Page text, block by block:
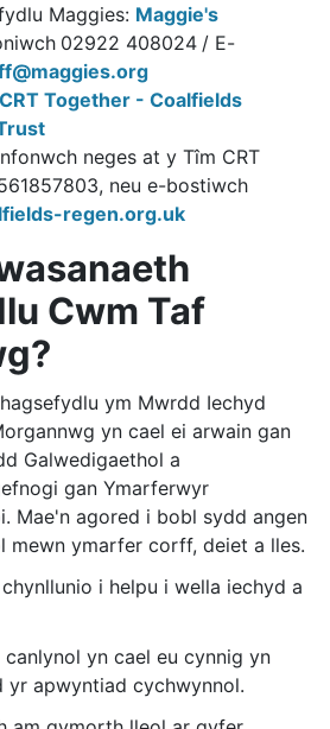
Maggies: Maggie's
02922 408024 / E-
CRT Together - Coalfields
neges at y Tîm CRT
neu e-bostiwch
regen.org.uk
Cwm Taf
ym Mwrdd Iechyd
yn cael ei arwain gan
Galwedigaethol a
gan Ymarferwyr
Mae'n agored i bobl sydd angen
mewn ymarfer corff, deiet a lles.
i helpu i wella iechyd a
canlynol yn cael eu cynnig yn
yr apwyntiad cychwynnol.